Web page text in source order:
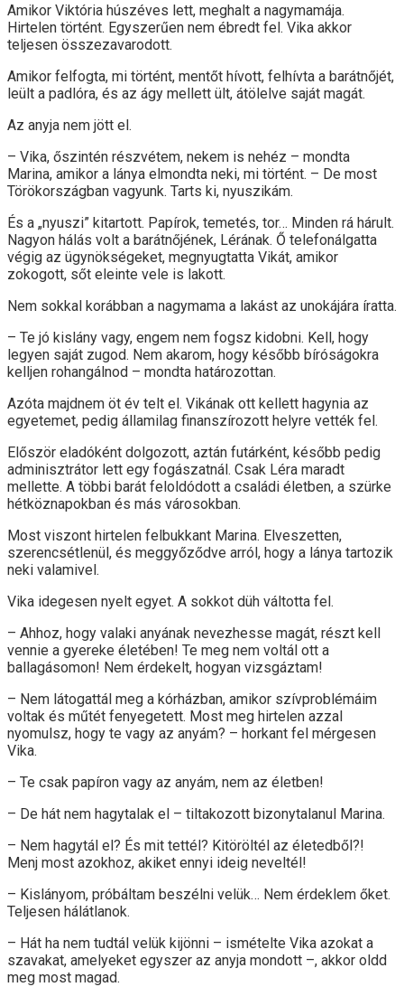
Amikor Viktória húszéves lett, meghalt a nagymamája.
Hirtelen történt. Egyszerűen nem ébredt fel. Vika akkor
teljesen összezavarodott.
Amikor felfogta, mi történt, mentőt hívott, felhívta a barátnőjét,
leült a padlóra, és az ágy mellett ült, átölelve saját magát.
Az anyja nem jött el.
– Vika, őszintén részvétem, nekem is nehéz – mondta
Marina, amikor a lánya elmondta neki, mi történt. – De most
Törökországban vagyunk. Tarts ki, nyuszikám.
És a „nyuszi” kitartott. Papírok, temetés, tor… Minden rá hárult.
Nagyon hálás volt a barátnőjének, Lérának. Ő telefonálgatta
végig az ügynökségeket, megnyugtatta Vikát, amikor
zokogott, sőt eleinte vele is lakott.
Nem sokkal korábban a nagymama a lakást az unokájára íratta.
– Te jó kislány vagy, engem nem fogsz kidobni. Kell, hogy
legyen saját zugod. Nem akarom, hogy később bíróságokra
kelljen rohangálnod – mondta határozottan.
Azóta majdnem öt év telt el. Vikának ott kellett hagynia az
egyetemet, pedig államilag finanszírozott helyre vették fel.
Először eladóként dolgozott, aztán futárként, később pedig
adminisztrátor lett egy fogászatnál. Csak Léra maradt
mellette. A többi barát feloldódott a családi életben, a szürke
hétköznapokban és más városokban.
Most viszont hirtelen felbukkant Marina. Elveszetten,
szerencsétlenül, és meggyőződve arról, hogy a lánya tartozik
neki valamivel.
Vika idegesen nyelt egyet. A sokkot düh váltotta fel.
– Ahhoz, hogy valaki anyának nevezhesse magát, részt kell
vennie a gyereke életében! Te meg nem voltál ott a
ballagásomon! Nem érdekelt, hogyan vizsgáztam!
– Nem látogattál meg a kórházban, amikor szívproblémáim
voltak és műtét fenyegetett. Most meg hirtelen azzal
nyomulsz, hogy te vagy az anyám? – horkant fel mérgesen
Vika.
– Te csak papíron vagy az anyám, nem az életben!
– De hát nem hagytalak el – tiltakozott bizonytalanul Marina.
– Nem hagytál el? És mit tettél? Kitöröltél az életedből?!
Menj most azokhoz, akiket ennyi ideig neveltél!
– Kislányom, próbáltam beszélni velük… Nem érdeklem őket.
Teljesen hálátlanok.
– Hát ha nem tudtál velük kijönni – ismételte Vika azokat a
szavakat, amelyeket egyszer az anyja mondott –, akkor oldd
meg most magad.